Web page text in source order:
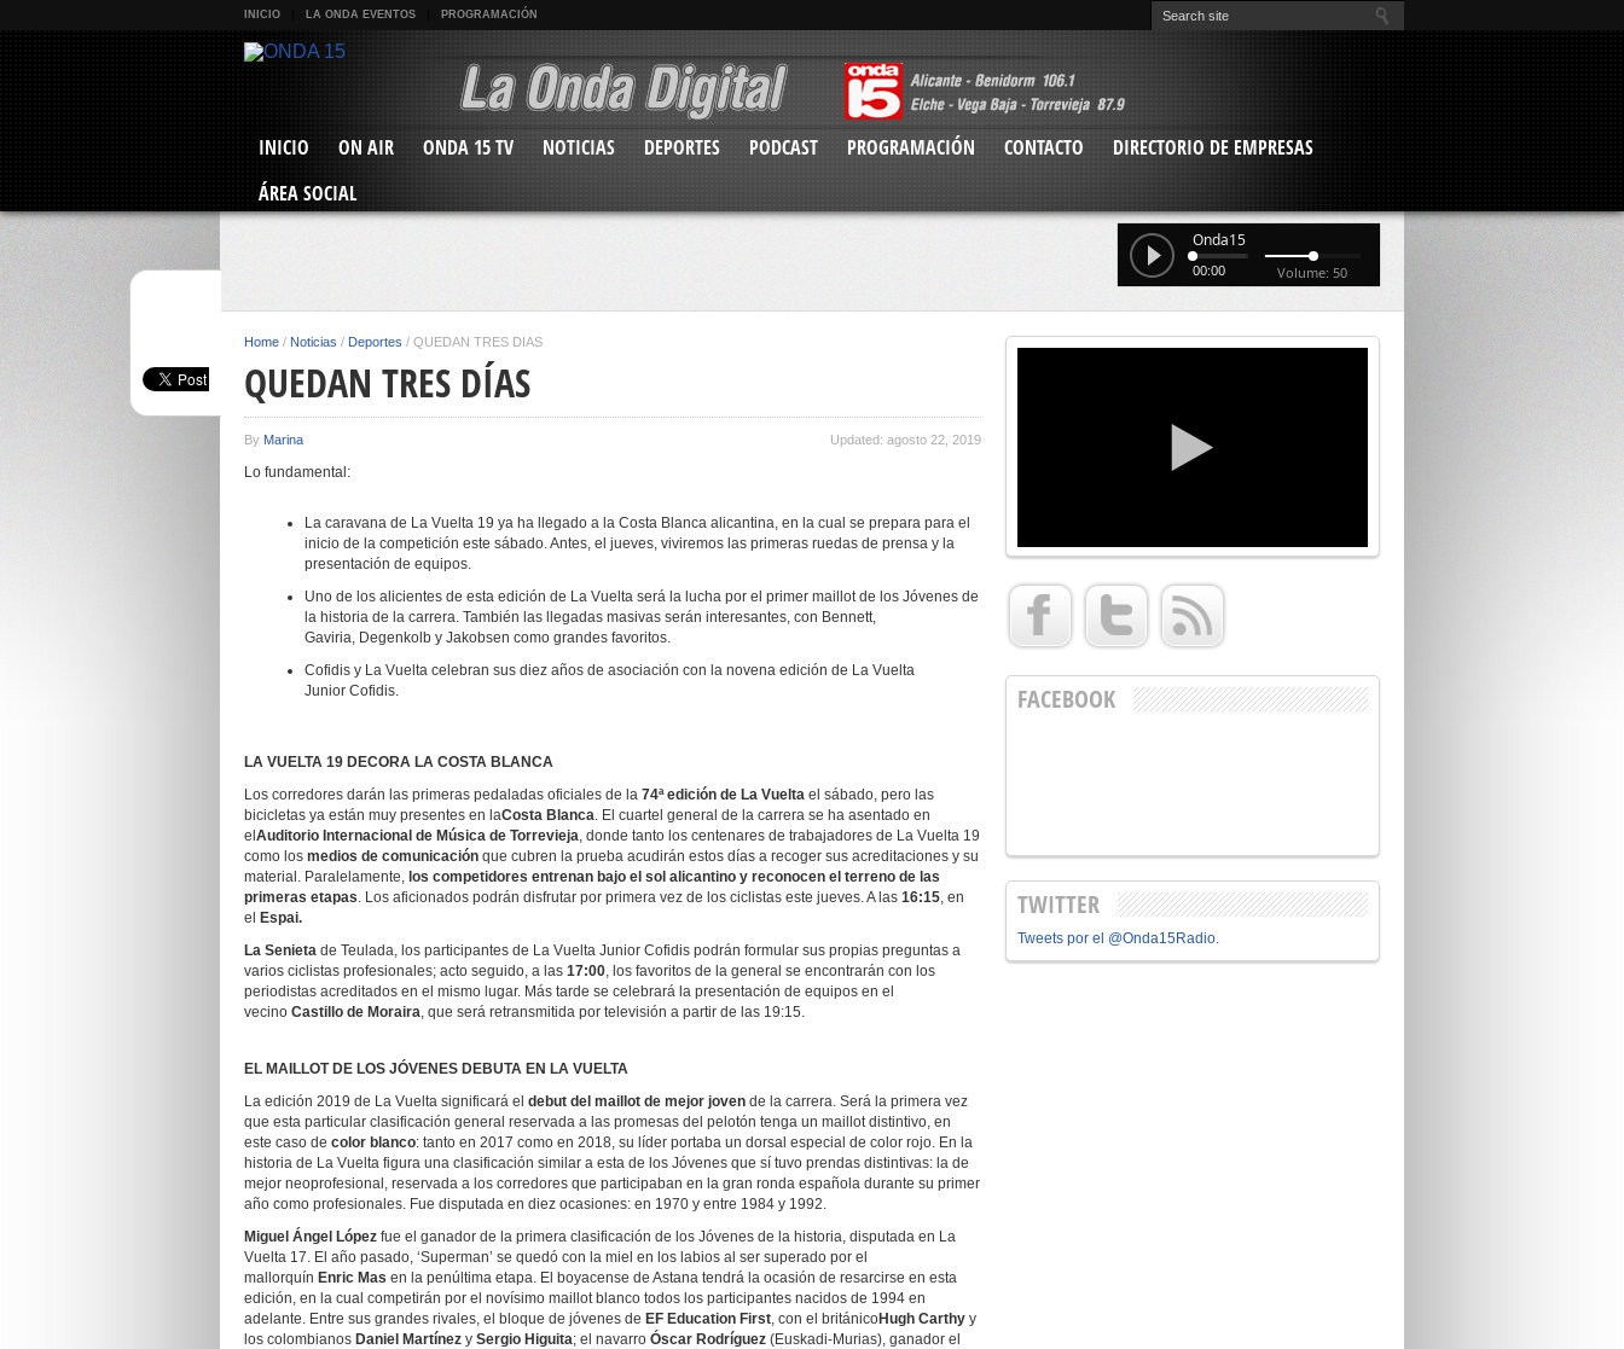
INICIO LA ONDA EVENTOS PROGRAMACIÓN
INICIO ON AIR ONDA 15 TV NOTICIAS DEPORTES PODCAST PROGRAMACIÓN CONTACTO
DIRECTORIO DE EMPRESAS
ÁREA SOCIAL
Onda15
00:00 Volume: 50
Home / Noticias / Deportes / QUEDAN TRES DÍAS
QUEDAN TRES DÍAS
By Marina Updated: agosto 22, 2019
Lo fundamental:
La caravana de La Vuelta 19 ya ha llegado a la Costa Blanca alicantina, en la cual se prepara para el
inicio de la competición este sábado. Antes, el jueves, viviremos las primeras ruedas de prensa y la
presentación de equipos.
Uno de los alicientes de esta edición de La Vuelta será la lucha por el primer maillot de los Jóvenes de
la historia de la carrera. También las llegadas masivas serán interesantes, con Bennett,
Gaviria, Degenkolb y Jakobsen como grandes favoritos.
Cofidis y La Vuelta celebran sus diez años de asociación con la novena edición de La Vuelta
Junior Cofidis.
LA VUELTA 19 DECORA LA COSTA BLANCA
Los corredores darán las primeras pedaladas oficiales de la 74ª edición de La Vuelta el sábado, pero las
bicicletas ya están muy presentes en laCosta Blanca. El cuartel general de la carrera se ha asentado en
el Auditorio Internacional de Música de Torrevieja, donde tanto los centenares de trabajadores de La Vuelta 19
como los medios de comunicación que cubren la prueba acudirán estos días a recoger sus acreditaciones y su
material. Paralelamente, los competidores entrenan bajo el sol alicantino y reconocen el terreno de las
primeras etapas. Los aficionados podrán disfrutar por primera vez de los ciclistas este jueves. A las 16:15, en
el
Espai.
La Senieta de Teulada, los participantes de La Vuelta Junior Cofidis podrán formular sus propias preguntas a
varios ciclistas profesionales; acto seguido, a las 17:00, los favoritos de la general se encontrarán con los
periodistas acreditados en el mismo lugar. Más tarde se celebrará la presentación de equipos en el
vecino Castillo de Moraira, que será retransmitida por televisión a partir de las 19:15.
EL MAILLOT DE LOS JÓVENES DEBUTA EN LA VUELTA
La edición 2019 de La Vuelta significará el debut del maillot de mejor joven de la carrera. Será la primera vez
que esta particular clasificación general reservada a las promesas del pelotón tenga un maillot distintivo, en
este caso de color blanco: tanto en 2017 como en 2018, su líder portaba un dorsal especial de color rojo. En la
historia de La Vuelta figura una clasificación similar a esta de los Jóvenes que sí tuvo prendas distintivas: la de
mejor neoprofesional, reservada a los corredores que participaban en la gran ronda española durante su primer
año como profesionales. Fue disputada en diez ocasiones: en 1970 y entre 1984 y 1992.
Miguel Ángel López fue el ganador de la primera clasificación de los Jóvenes de la historia, disputada en La
Vuelta 17. El año pasado, ‘Superman’ se quedó con la miel en los labios al ser superado por el
mallorquín Enric Mas en la penúltima etapa. El boyacense de Astana tendrá la ocasión de resarcirse en esta
edición, en la cual competirán por el novísimo maillot blanco todos los participantes nacidos de 1994 en
adelante. Entre sus grandes rivales, el bloque de jóvenes de EF Education First, con el británicoHugh Carthy y
los colombianos Daniel Martínez y Sergio Higuita; el navarro Óscar Rodríguez (Euskadi-Murias), ganador el
FACEBOOK
TWITTER
Tweets por el @Onda15Radio.